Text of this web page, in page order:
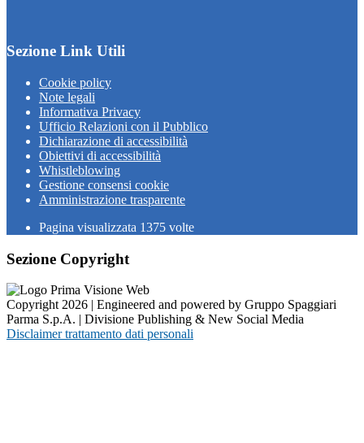
Sezione Link Utili
Cookie policy
Note legali
Informativa Privacy
Ufficio Relazioni con il Pubblico
Dichiarazione di accessibilità
Obiettivi di accessibilità
Whistleblowing
Gestione consensi cookie
Amministrazione trasparente
Pagina visualizzata 1375 volte
Sezione Copyright
Copyright 2026 | Engineered and powered by Gruppo Spaggiari
Parma S.p.A. | Divisione Publishing & New Social Media
Disclaimer trattamento dati personali